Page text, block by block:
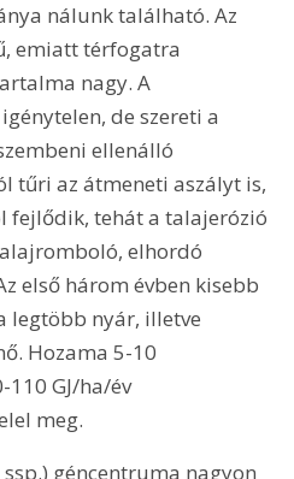
nálunk található. Az
emiatt térfogatra
nagy. A
de szereti a
ellenálló
tűri az átmeneti aszályt is,
fejlődik, tehát a talajerózió
elhordó
első három évben kisebb
legtöbb nyár, illetve
Hozama 5-10
GJ/ha/év
meg.
géncentruma nagyon